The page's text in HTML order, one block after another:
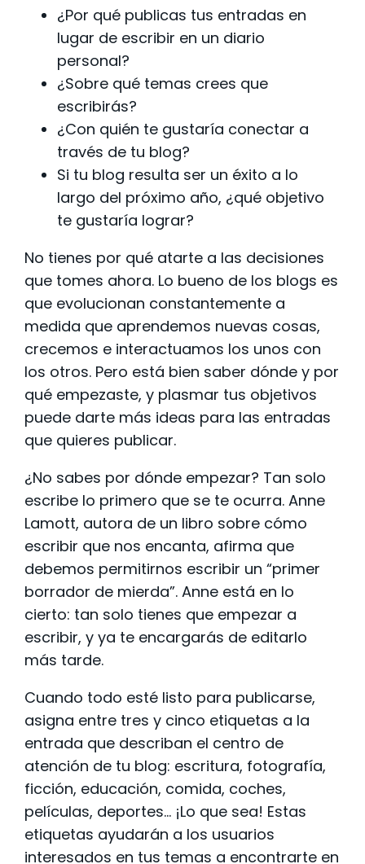
¿Por qué publicas tus entradas en
lugar de escribir en un diario
personal?
¿Sobre qué temas crees que
escribirás?
¿Con quién te gustaría conectar a
través de tu blog?
Si tu blog resulta ser un éxito a lo
largo del próximo año, ¿qué objetivo
te gustaría lograr?
No tienes por qué atarte a las decisiones
que tomes ahora. Lo bueno de los blogs es
que evolucionan constantemente a
medida que aprendemos nuevas cosas,
crecemos e interactuamos los unos con
los otros. Pero está bien saber dónde y por
qué empezaste, y plasmar tus objetivos
puede darte más ideas para las entradas
que quieres publicar.
¿No sabes por dónde empezar? Tan solo
escribe lo primero que se te ocurra. Anne
Lamott, autora de un libro sobre cómo
escribir que nos encanta, afirma que
debemos permitirnos escribir un “primer
borrador de mierda”. Anne está en lo
cierto: tan solo tienes que empezar a
escribir, y ya te encargarás de editarlo
más tarde.
Cuando todo esté listo para publicarse,
asigna entre tres y cinco etiquetas a la
entrada que describan el centro de
atención de tu blog: escritura, fotografía,
ficción, educación, comida, coches,
películas, deportes… ¡Lo que sea! Estas
etiquetas ayudarán a los usuarios
interesados en tus temas a encontrarte en